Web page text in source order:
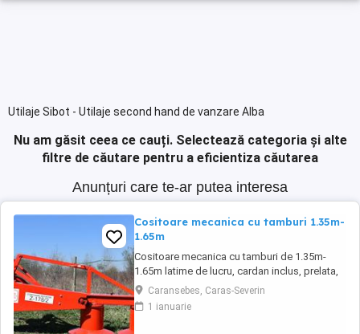
Utilaje Sibot - Utilaje second hand de vanzare Alba
Nu am găsit ceea ce cauți. Selectează categoria și alte
filtre de căutare pentru a eficientiza căutarea
Anunțuri care te-ar putea interesa
Cositoare mecanica cu tamburi 1.35m-
1.65m
Cositoare mecanica cu tamburi de 1.35m-
1.65m latime de lucru, cardan inclus, prelata,
cheie de cutite Transport in toate judetele
Caransebes, Caras-Severin
1 ianuarie